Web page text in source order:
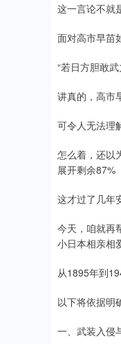
这一言论不就
面对高市早苗
“若日方胆敢
讲真的，高市
可令人无法理
怎么着，还以
展开剩余87%
这才过了几年
今天，咱就再
小日本相亲相
从1895年到
以下将依据明
一、武装入侵